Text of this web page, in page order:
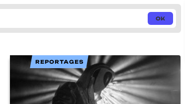
REPORTAGES